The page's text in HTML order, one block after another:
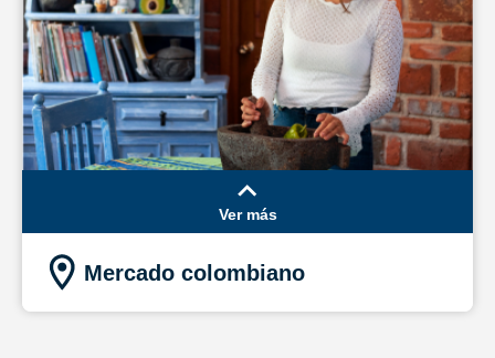
Ver más
Mercado colombiano